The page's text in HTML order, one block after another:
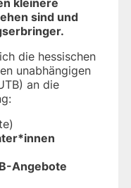
sind und
die hessischen
unabhängigen
an die
Angebote